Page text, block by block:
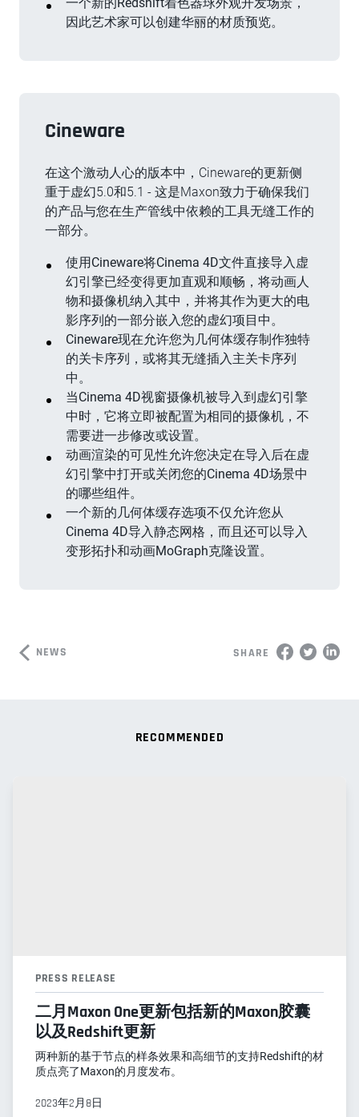
因此艺术家可以创建华丽的材质预览。
Cineware
在这个激动人心的版本中，Cineware的更新侧
重于虚幻5.0和5.1 - 这是Maxon致力于确保我们
的产品与您在生产管线中依赖的工具无缝工作的
一部分。
使用Cineware将Cinema 4D文件直接导入虚
幻引擎已经变得更加直观和顺畅，将动画人
物和摄像机纳入其中，并将其作为更大的电
影序列的一部分嵌入您的虚幻项目中。
Cineware现在允许您为几何体缓存制作独特
的关卡序列，或将其无缝插入主关卡序列
中。
当Cinema 4D视窗摄像机被导入到虚幻引擎
中时，它将立即被配置为相同的摄像机，不
需要进一步修改或设置。
动画渲染的可见性允许您决定在导入后在虚
幻引擎中打开或关闭您的Cinema 4D场景中
的哪些组件。
一个新的几何体缓存选项不仅允许您从
Cinema 4D导入静态网格，而且还可以导入
变形拓扑和动画MoGraph克隆设置。
NEWS SHARE
RECOMMENDED
PRESS RELEASE
二月Maxon One更新包括新的Maxon胶囊
以及Redshift更新
两种新的基于节点的样条效果和高细节的支持Redshift的材
质点亮了Maxon的月度发布。
2023年2月8日